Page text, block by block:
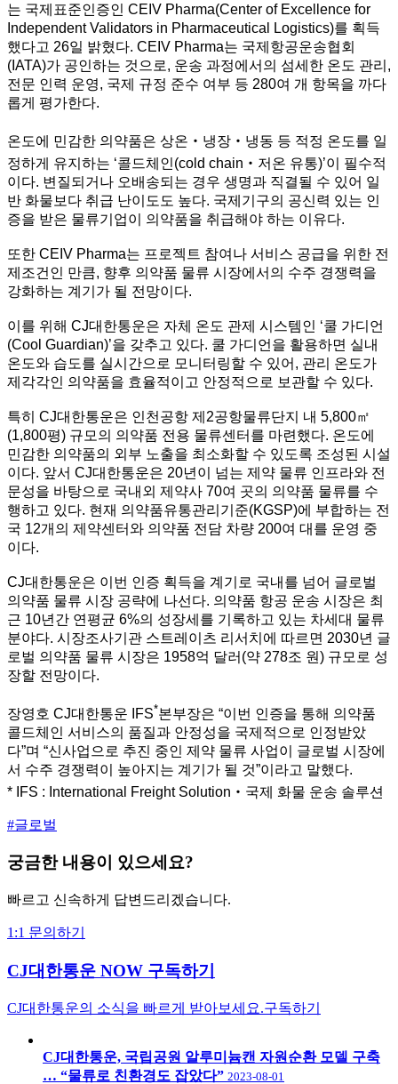
는 국제표준인증인 CEIV Pharma(Center of Excellence for
Independent Validators in Pharmaceutical Logistics)를 획득
했다고 26일 밝혔다. CEIV Pharma는 국제항공운송협회
(IATA)가 공인하는 것으로, 운송 과정에서의 섬세한 온도 관리,
전문 인력 운영, 국제 규정 준수 여부 등 280여 개 항목을 까다
롭게 평가한다.
온도에 민감한 의약품은 상온‧냉장‧냉동 등 적정 온도를 일
정하게 유지하는 ‘콜드체인(cold chain‧저온 유통)’이 필수적
이다. 변질되거나 오배송되는 경우 생명과 직결될 수 있어 일
반 화물보다 취급 난이도도 높다. 국제기구의 공신력 있는 인
증을 받은 물류기업이 의약품을 취급해야 하는 이유다.
또한 CEIV Pharma는 프로젝트 참여나 서비스 공급을 위한 전
제조건인 만큼, 향후 의약품 물류 시장에서의 수주 경쟁력을
강화하는 계기가 될 전망이다.
이를 위해 CJ대한통운은 자체 온도 관제 시스템인 ‘쿨 가디언
(Cool Guardian)’을 갖추고 있다. 쿨 가디언을 활용하면 실내
온도와 습도를 실시간으로 모니터링할 수 있어, 관리 온도가
제각각인 의약품을 효율적이고 안정적으로 보관할 수 있다.
특히 CJ대한통운은 인천공항 제2공항물류단지 내 5,800㎡
(1,800평) 규모의 의약품 전용 물류센터를 마련했다. 온도에
민감한 의약품의 외부 노출을 최소화할 수 있도록 조성된 시설
이다. 앞서 CJ대한통운은 20년이 넘는 제약 물류 인프라와 전
문성을 바탕으로 국내외 제약사 70여 곳의 의약품 물류를 수
행하고 있다. 현재 의약품유통관리기준(KGSP)에 부합하는 전
국 12개의 제약센터와 의약품 전담 차량 200여 대를 운영 중
이다.
CJ대한통운은 이번 인증 획득을 계기로 국내를 넘어 글로벌
의약품 물류 시장 공략에 나선다. 의약품 항공 운송 시장은 최
근 10년간 연평균 6%의 성장세를 기록하고 있는 차세대 물류
분야다. 시장조사기관 스트레이츠 리서치에 따르면 2030년 글
로벌 의약품 물류 시장은 1958억 달러(약 278조 원) 규모로 성
장할 전망이다.
장영호 CJ대한통운 IFS*본부장은 “이번 인증을 통해 의약품
콜드체인 서비스의 품질과 안정성을 국제적으로 인정받았
다”며 “신사업으로 추진 중인 제약 물류 사업이 글로벌 시장에
서 수주 경쟁력이 높아지는 계기가 될 것”이라고 말했다.
* IFS : International Freight Solution‧국제 화물 운송 솔루션
#글로벌
궁금한 내용이 있으세요?
빠르고 신속하게 답변드리겠습니다.
1:1 문의하기
CJ대한통운 NOW 구독하기
CJ대한통운의 소식을 빠르게 받아보세요.구독하기
CJ대한통운, 국립공원 알루미늄캔 자원순환 모델 구축
… “물류로 친환경도 잡았다” 2023-08-01